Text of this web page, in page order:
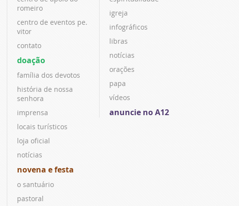
romeiro
centro de eventos pe.
vitor
contato
doação
família dos devotos
história de nossa
senhora
imprensa
locais turísticos
loja oficial
notícias
novena e festa
o santuário
pastoral
igreja
infográficos
libras
notícias
orações
papa
vídeos
anuncie no A12